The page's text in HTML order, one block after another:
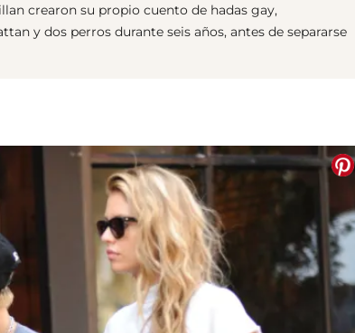
crearon su propio cuento de hadas gay,
y dos perros durante seis años, antes de separarse